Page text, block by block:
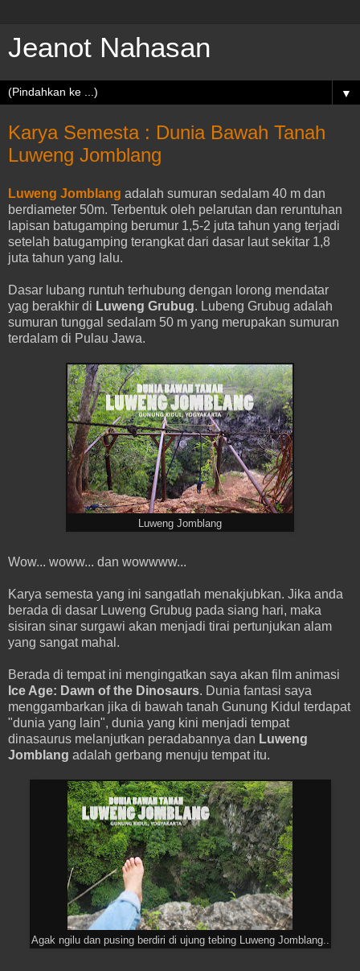
Jeanot Nahasan
▼
Karya Semesta : Dunia Bawah Tanah
Luweng Jomblang
Luweng Jomblang adalah sumuran sedalam 40 m dan
berdiameter 50m. Terbentuk oleh pelarutan dan reruntuhan
lapisan batugamping berumur 1,5-2 juta tahun yang terjadi
setelah batugamping terangkat dari dasar laut sekitar 1,8
juta tahun yang lalu.
Dasar lubang runtuh terhubung dengan lorong mendatar
yag berakhir di Luweng Grubug. Lubeng Grubug adalah
sumuran tunggal sedalam 50 m yang merupakan sumuran
terdalam di Pulau Jawa.
Luweng Jomblang
Wow... woww... dan wowwww...
Karya semesta yang ini sangatlah menakjubkan. Jika anda
berada di dasar Luweng Grubug pada siang hari, maka
sisiran sinar surgawi akan menjadi tirai pertunjukan alam
yang sangat mahal.
Berada di tempat ini mengingatkan saya akan film animasi
Ice Age: Dawn of the Dinosaurs. Dunia fantasi saya
menggambarkan jika di bawah tanah Gunung Kidul terdapat
"dunia yang lain", dunia yang kini menjadi tempat
dinasaurus melanjutkan peradabannya dan Luweng
Jomblang adalah gerbang menuju tempat itu.
Agak ngilu dan pusing berdiri di ujung tebing Luweng Jomblang..